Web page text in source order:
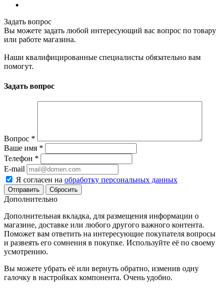
Задать вопрос
Вы можете задать любой интересующий вас вопрос по товару
или работе магазина.
Наши квалифицированные специалисты обязательно вам
помогут.
Задать вопрос
Вопрос *
Ваше имя *
Телефон *
E-mail
Я согласен на обработку персональных данных
Сбросить
Дополнительно
Дополнительная вкладка, для размещения информации о
магазине, доставке или любого другого важного контента.
Поможет вам ответить на интересующие покупателя вопросы
и развеять его сомнения в покупке. Используйте её по своему
усмотрению.
Вы можете убрать её или вернуть обратно, изменив одну
галочку в настройках компонента. Очень удобно.